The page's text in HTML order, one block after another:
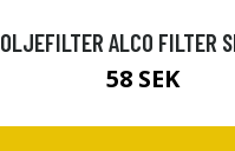
OLJEFILTER ALCO FILTER
58 SEK